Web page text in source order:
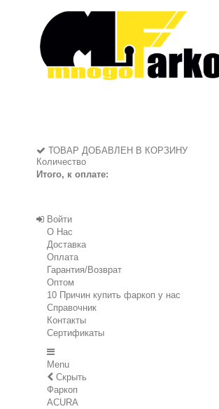
ТОВАР ДОБАВЛЕН В КОРЗИНУ
Количество
Итого, к оплате:
Войти
О Нас
Доставка
Оплата
Гарантия/Возврат
Оптом
10 Причин купить фаркоп у нас
Справочник
Контакты
Сертификаты
Menu
Скрыть
Фаркоп
ACURA